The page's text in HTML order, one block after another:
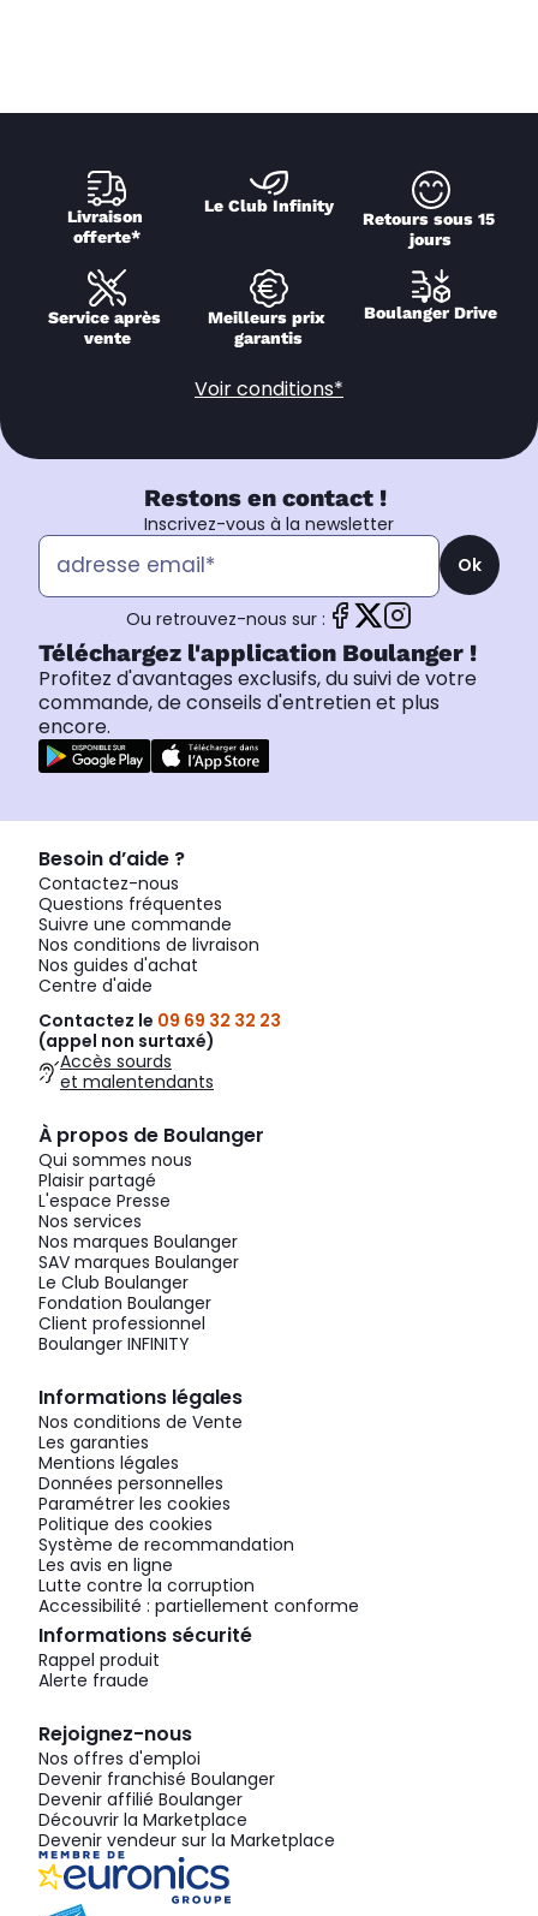
Livraison
offerte*
Le Club Infinity
Retours sous 15
jours
Service après
vente
Meilleurs prix
garantis
Boulanger Drive
Voir conditions*
Restons en contact !
Inscrivez-vous à la newsletter
Ok
Ou retrouvez-nous sur :
Téléchargez l'application Boulanger !
Profitez d'avantages exclusifs, du suivi de votre
commande, de conseils d'entretien et plus
encore.
Besoin d’aide ?
Contactez-nous
Questions fréquentes
Suivre une commande
Nos conditions de livraison
Nos guides d'achat
Centre d'aide
Contactez le 09 69 32 32 23
(appel non surtaxé)
Accès sourds
et malentendants
À propos de Boulanger
Qui sommes nous
Plaisir partagé
L'espace Presse
Nos services
Nos marques Boulanger
SAV marques Boulanger
Le Club Boulanger
Fondation Boulanger
Client professionnel
Boulanger INFINITY
Informations légales
Nos conditions de Vente
Les garanties
Mentions légales
Données personnelles
Paramétrer les cookies
Politique des cookies
Système de recommandation
Les avis en ligne
Lutte contre la corruption
Accessibilité : partiellement conforme
Informations sécurité
Rappel produit
Alerte fraude
Rejoignez-nous
Nos offres d'emploi
Devenir franchisé Boulanger
Devenir affilié Boulanger
Découvrir la Marketplace
Devenir vendeur sur la Marketplace